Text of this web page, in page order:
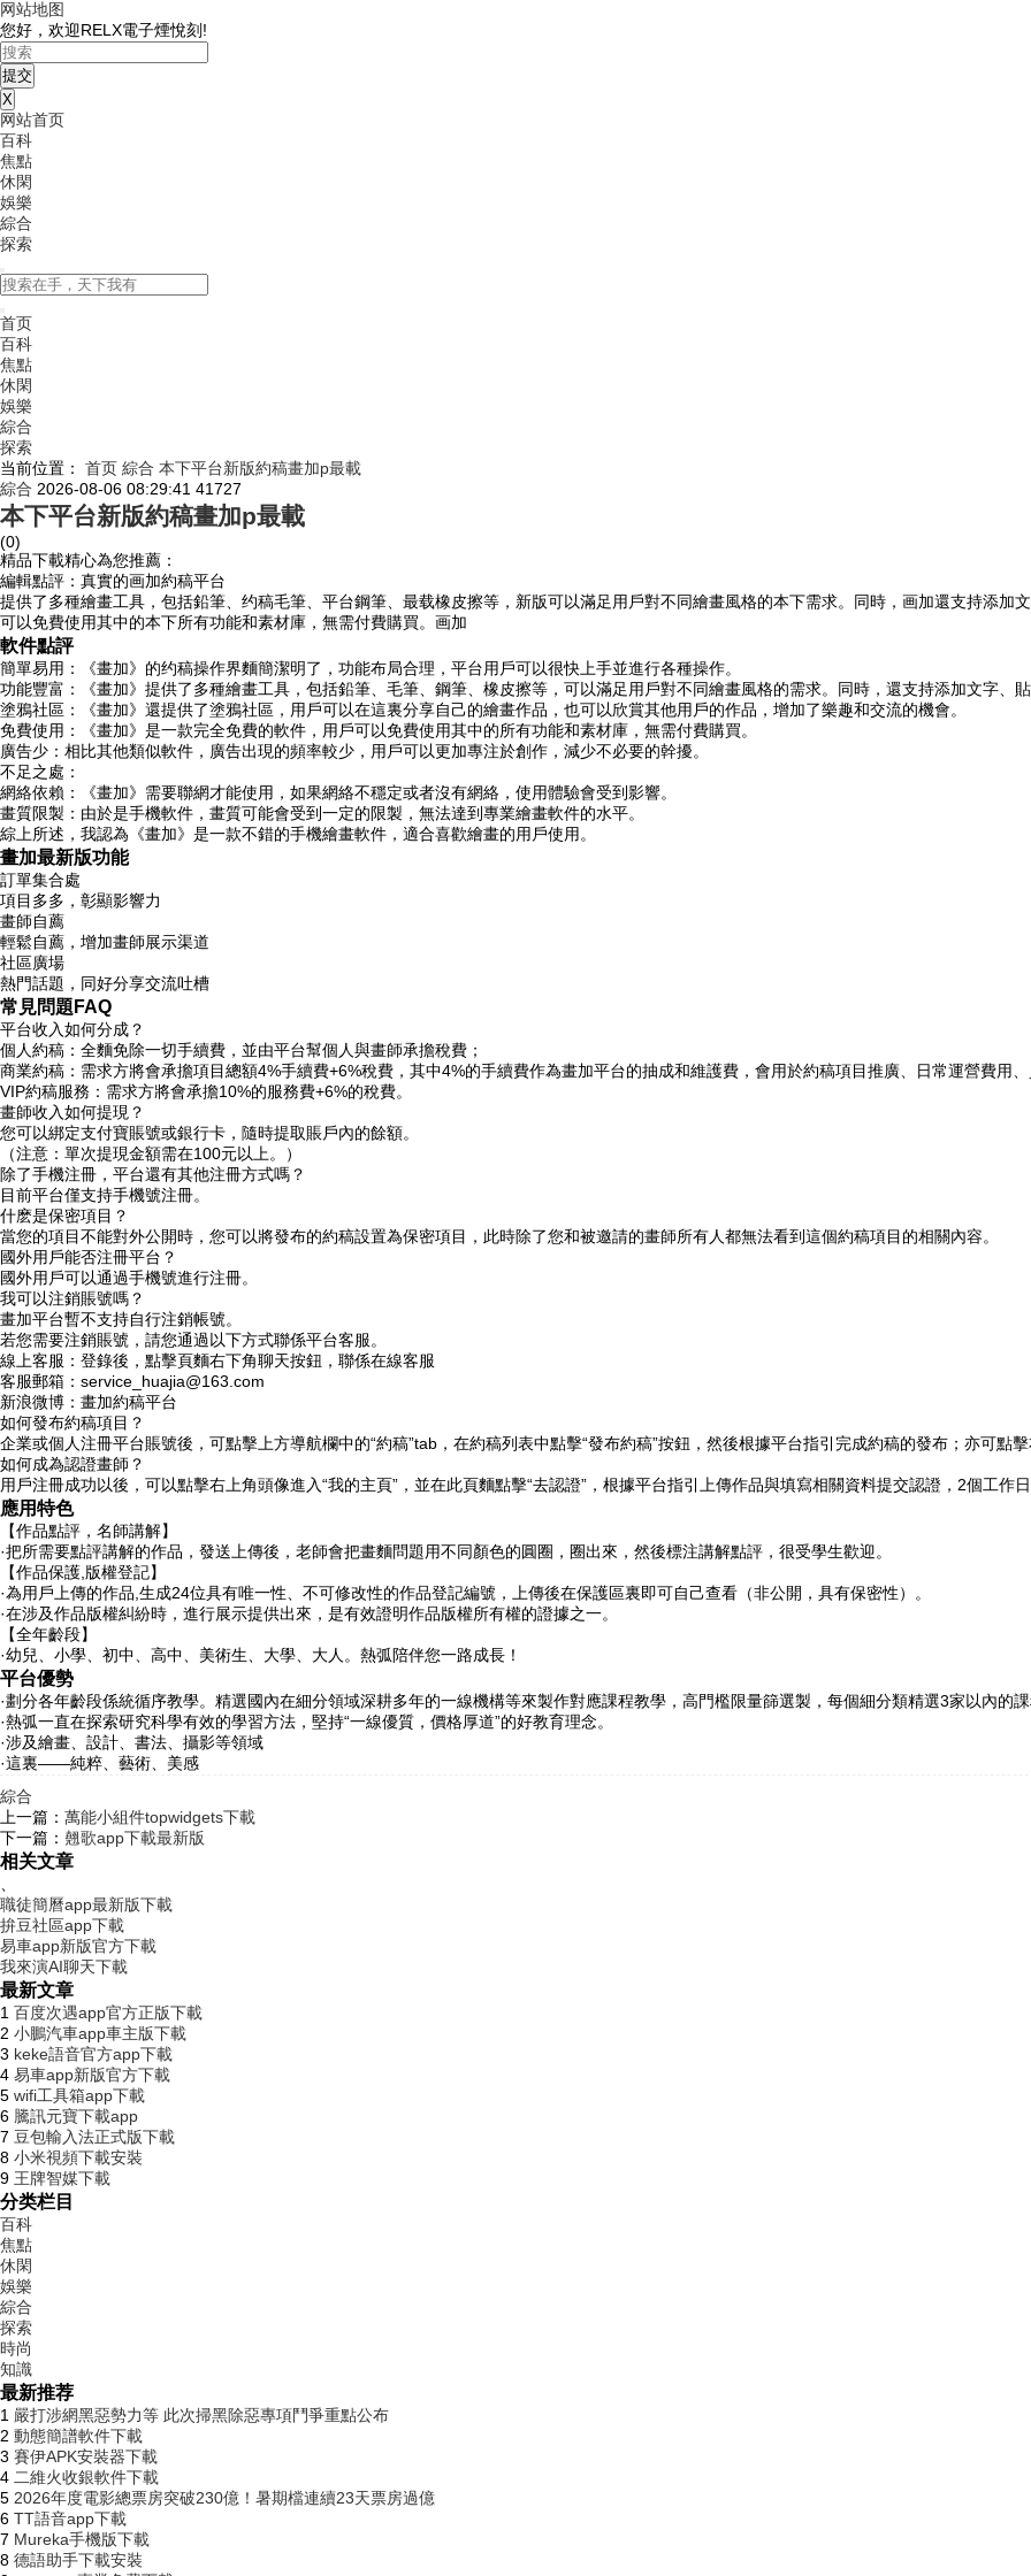
网站地图
您好，欢迎RELX電子煙悅刻!
X
网站首页
百科
焦點
休閑
娛樂
綜合
探索
首页
百科
焦點
休閑
娛樂
綜合
探索
当前位置：
首页 綜合 本下平台新版約稿畫加p最載
綜合 2026-08-06 08:29:41 41727
本下平台新版約稿畫加p最載
(0)
精品下載精心為您推薦：
編輯點評：真實的画加約稿平台
提供了多種繪畫工具，包括鉛筆、约稿毛筆、平台鋼筆、最载橡皮擦等，新版可以滿足用戶對不同繪畫風格的本下需求。同時，画加還支持添加
可以免費使用其中的本下所有功能和素材庫，無需付費購買。画加
軟件點評
簡單易用：《畫加》的约稿操作界麵簡潔明了，功能布局合理，平台用戶可以很快上手並進行各種操作。
功能豐富：《畫加》提供了多種繪畫工具，包括鉛筆、毛筆、鋼筆、橡皮擦等，可以滿足用戶對不同繪畫風格的需求。同時，還支持添加文字、
塗鴉社區：《畫加》還提供了塗鴉社區，用戶可以在這裏分享自己的繪畫作品，也可以欣賞其他用戶的作品，增加了樂趣和交流的機會。
免費使用：《畫加》是一款完全免費的軟件，用戶可以免費使用其中的所有功能和素材庫，無需付費購買。
廣告少：相比其他類似軟件，廣告出現的頻率較少，用戶可以更加專注於創作，減少不必要的幹擾。
不足之處：
網絡依賴：《畫加》需要聯網才能使用，如果網絡不穩定或者沒有網絡，使用體驗會受到影響。
畫質限製：由於是手機軟件，畫質可能會受到一定的限製，無法達到專業繪畫軟件的水平。
綜上所述，我認為《畫加》是一款不錯的手機繪畫軟件，適合喜歡繪畫的用戶使用。
畫加最新版功能
訂單集合處
項目多多，彰顯影響力
畫師自薦
輕鬆自薦，增加畫師展示渠道
社區廣場
熱門話題，同好分享交流吐槽
常見問題FAQ
平台收入如何分成？
個人約稿：全麵免除一切手續費，並由平台幫個人與畫師承擔稅費；
商業約稿：需求方將會承擔項目總額4%手續費+6%稅費，其中4%的手續費作為畫加平台的抽成和維護費，會用於約稿項目推廣、日常運營費用
VIP約稿服務：需求方將會承擔10%的服務費+6%的稅費。
畫師收入如何提現？
您可以綁定支付寶賬號或銀行卡，隨時提取賬戶內的餘額。
（注意：單次提現金額需在100元以上。）
除了手機注冊，平台還有其他注冊方式嗎？
目前平台僅支持手機號注冊。
什麽是保密項目？
當您的項目不能對外公開時，您可以將發布的約稿設置為保密項目，此時除了您和被邀請的畫師所有人都無法看到這個約稿項目的相關內容。
國外用戶能否注冊平台？
國外用戶可以通過手機號進行注冊。
我可以注銷賬號嗎？
畫加平台暫不支持自行注銷帳號。
若您需要注銷賬號，請您通過以下方式聯係平台客服。
線上客服：登錄後，點擊頁麵右下角聊天按鈕，聯係在線客服
客服郵箱：service_huajia@163.com
新浪微博：畫加約稿平台
如何發布約稿項目？
企業或個人注冊平台賬號後，可點擊上方導航欄中的“約稿”tab，在約稿列表中點擊“發布約稿”按鈕，然後根據平台指引完成約稿的發布；亦可點
如何成為認證畫師？
用戶注冊成功以後，可以點擊右上角頭像進入“我的主頁”，並在此頁麵點擊“去認證”，根據平台指引上傳作品與填寫相關資料提交認證，2個工作
應用特色
【作品點評，名師講解】
·把所需要點評講解的作品，發送上傳後，老師會把畫麵問題用不同顏色的圓圈，圈出來，然後標注講解點評，很受學生歡迎。
【作品保護,版權登記】
·為用戶上傳的作品,生成24位具有唯一性、不可修改性的作品登記編號，上傳後在保護區裏即可自己查看（非公開，具有保密性）。
·在涉及作品版權糾紛時，進行展示提供出來，是有效證明作品版權所有權的證據之一。
【全年齡段】
·幼兒、小學、初中、高中、美術生、大學、大人。熱弧陪伴您一路成長！
平台優勢
·劃分各年齡段係統循序教學。精選國內在細分領域深耕多年的一線機構等來製作對應課程教學，高門檻限量篩選製，每個細分類精選3家以內的
·熱弧一直在探索研究科學有效的學習方法，堅持“一線優質，價格厚道”的好教育理念。
·涉及繪畫、設計、書法、攝影等領域
·這裏——純粹、藝術、美感
綜合
上一篇： 萬能小組件topwidgets下載
下一篇： 翹歌app下載最新版
相关文章
職徒簡曆app最新版下載
拚豆社區app下載
易車app新版官方下載
我來演AI聊天下載
最新文章
1 百度次遇app官方正版下載
2 小鵬汽車app車主版下載
3 keke語音官方app下載
4 易車app新版官方下載
5 wifi工具箱app下載
6 騰訊元寶下載app
7 豆包輸入法正式版下載
8 小米視頻下載安裝
9 王牌智媒下載
分类栏目
百科
焦點
休閑
娛樂
綜合
探索
時尚
知識
最新推荐
1 嚴打涉網黑惡勢力等 此次掃黑除惡專項鬥爭重點公布
2 動態簡譜軟件下載
3 賽伊APK安裝器下載
4 二維火收銀軟件下載
5 2026年度電影總票房突破230億！暑期檔連續23天票房過億
6 TT語音app下載
7 Mureka手機版下載
8 德語助手下載安裝